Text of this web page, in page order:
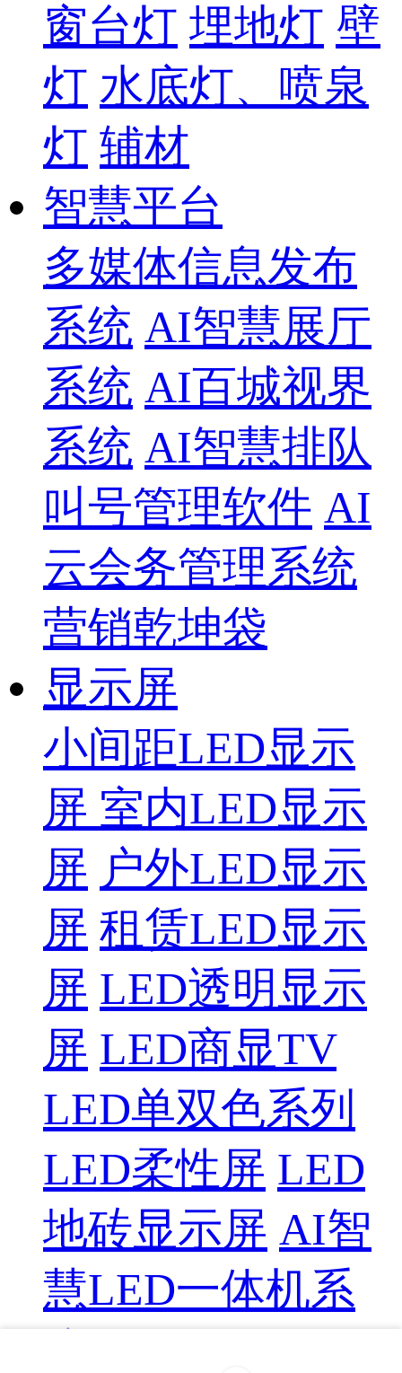
窗台灯 埋地灯 壁
灯 水底灯、喷泉
灯 辅材
智慧平台
多媒体信息发布
系统 AI智慧展厅
系统 AI百城视界
系统 AI智慧排队
叫号管理软件 AI
云会务管理系统
营销乾坤袋
显示屏
小间距LED显示
屏 室内LED显示
屏 户外LED显示
屏 租赁LED显示
屏 LED透明显示
屏 LED商显TV
LED单双色系列
LED柔性屏 LED
地砖显示屏 AI智
慧LED一体机系